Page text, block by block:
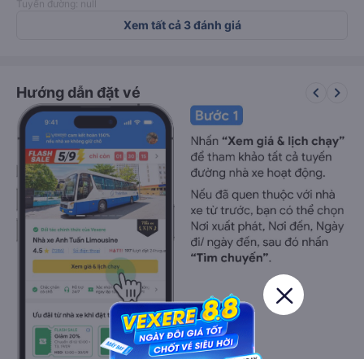
Tuyến đường: null
Xem tất cả 3 đánh giá
Hướng dẫn đặt vé keyboard_arrow_left keyboard_arrow_right